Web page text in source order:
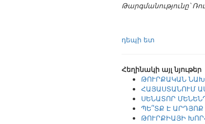
Թարգմանությունը՝
դեպի ետ
Հեղինակի այլ նյութեր
ԹՈՒՐՔԱԿԱՆ
ՀԱՅԱՍՏԱՆՈՒՄ
ՍԵՆԱՏՈՐ
ՊԵ՞ՏՔ Է
ԹՈՒՐՔԻԱՅԻ